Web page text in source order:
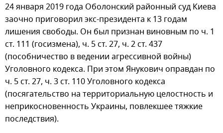
24 января 2019 года Оболонский районный суд Киева
заочно приговорил экс-президента к 13 годам
лишения свободы. Он был признан виновным по ч. 1
ст. 111 (госизмена), ч. 5 ст. 27, ч. 2 ст. 437
(пособничество в ведении агрессивной войны)
Уголовного кодекса. При этом Янукович оправдан по
ч. 5 ст. 27, ч. 3 ст. 110 Уголовного кодекса
(посягательство на территориальную целостность и
неприкосновенность Украины, повлекшее тяжкие
последствия).